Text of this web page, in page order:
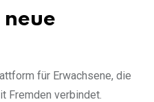
für Erwachsene, die
Fremden verbindet.